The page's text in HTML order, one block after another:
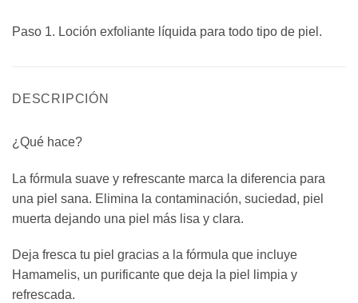
Paso 1. Loción exfoliante líquida para todo tipo de piel.
DESCRIPCIÓN
¿Qué hace?
La fórmula suave y refrescante marca la diferencia para
una piel sana. Elimina la contaminación, suciedad, piel
muerta dejando una piel más lisa y clara.
Deja fresca tu piel gracias a la fórmula que incluye
Hamamelis, un purificante que deja la piel limpia y
refrescada.